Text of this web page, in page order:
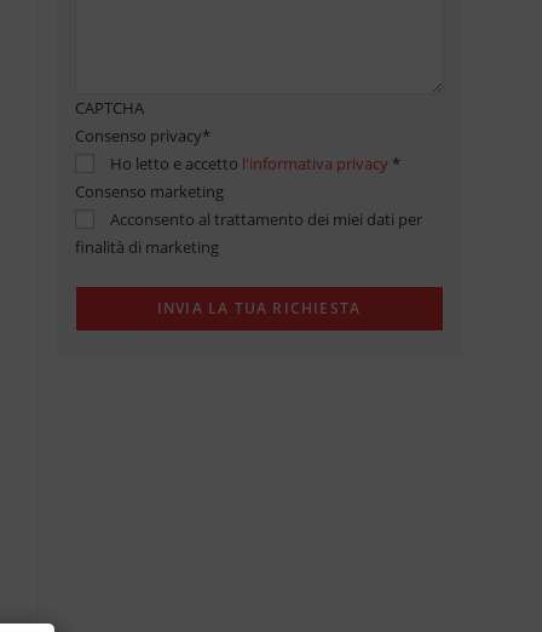
CAPTCHA
Consenso privacy*
Ho letto e accetto l'informativa privacy *
Consenso marketing
Acconsento al trattamento dei miei dati per
finalità di marketing